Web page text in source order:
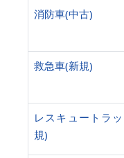
消防車(中古)
救急車(新規)
レスキュートラ
規)